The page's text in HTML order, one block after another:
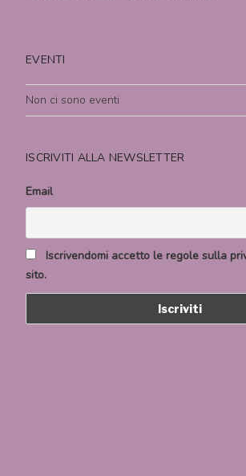
EVENTI
Non ci sono eventi
ISCRIVITI ALLA NEWSLETTER
Email
Iscrivendomi accetto le regole sulla
sito.